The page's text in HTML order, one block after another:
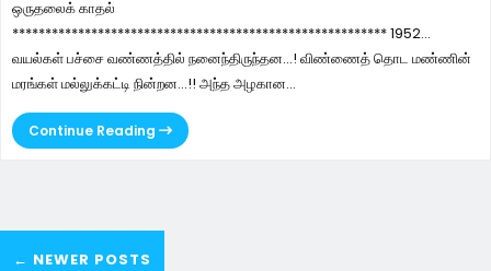
ஒருதலைக் காதல்
********************************************************* 1952...
வயல்கள் பச்சை வண்ணத்தில் நனைந்திருந்தன...! விண்ணைத் தொட மண்ணின்
மரங்கள் மல்லுக்கட்டி நின்றன...!! அந்த அழகான...
Continue Reading
← NEWER POSTS